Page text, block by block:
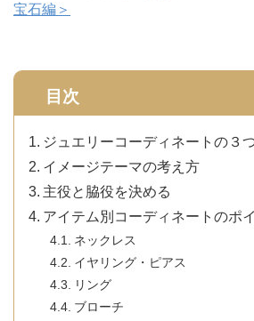
宝石編＞
目次
ジュエリーコーディネートの３
イメージテーマの考え方
主役と脇役を決める
アイテム別コーディネートのポ
ネックレス
イヤリング・ピアス
リング
ブローチ